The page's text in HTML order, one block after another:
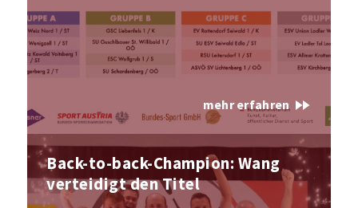
mehr erfahren fast_forward
Back-to-back-Champion: Wang
verteidigt den Titel